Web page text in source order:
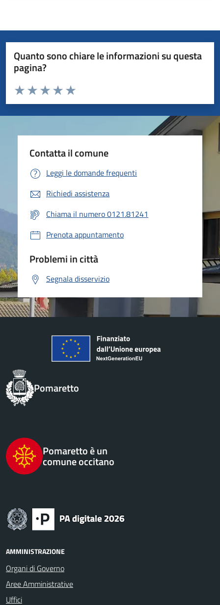
Quanto sono chiare le informazioni su questa
pagina?
Valuta da 1 a 5 stelle la pagina
Valuta 5 stelle su 5
Valuta 4 stelle su 5
Valuta 3 stelle su 5
Valuta 2 stelle su 5
Valuta 1 stelle su 5
Contatta il comune
Leggi le domande frequenti
Richiedi assistenza
Chiama il numero 0121.81241
Prenota appuntamento
Problemi in città
Segnala disservizio
Pomaretto
Pomaretto è un
comune occitano
AMMINISTRAZIONE
Organi di Governo
Aree Amministrative
Uffici